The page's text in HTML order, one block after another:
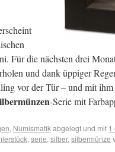
Für die nächsten drei
und dank üppiger
vor der Tür – und mit
-Serie mit
, Numismatikabgelegt und mit 1
, serie, silber, silbermünze